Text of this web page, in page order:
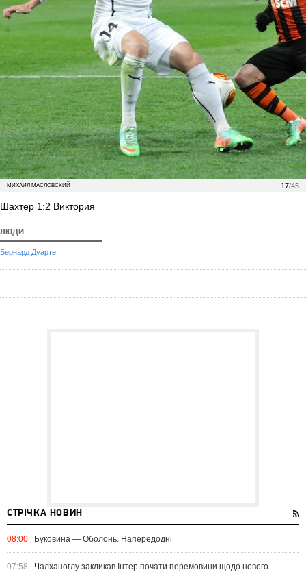
17/45
МИХАИЛ МАСЛОВСКИЙ
Шахтер 1:2 Виктория
ЛЮДИ
Бернард Дуарте
СТРІЧКА НОВИН
08:00 Буковина — Оболонь. Напередодні
07:58
Чалханоглу закликав Інтер почати перемовини щодо нового